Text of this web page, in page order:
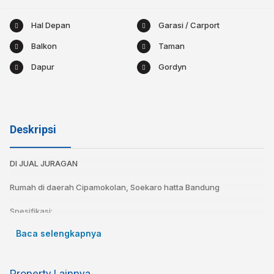
Hal Depan Garasi / Carport
Balkon Taman
Dapur Gordyn
Deskripsi
DI JUAL JURAGAN
Rumah di daerah Cipamokolan, Soekaro hatta Bandung
Spesifikasi:
Kamar tidur : 6
Baca selengkapnya